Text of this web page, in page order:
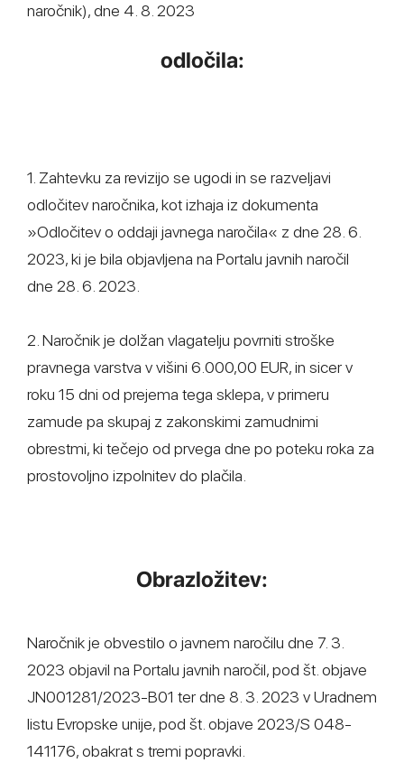
naročnik), dne 4. 8. 2023
odločila:
1. Zahtevku za revizijo se ugodi in se razveljavi
odločitev naročnika, kot izhaja iz dokumenta
»Odločitev o oddaji javnega naročila« z dne 28. 6.
2023, ki je bila objavljena na Portalu javnih naročil
dne 28. 6. 2023.
2. Naročnik je dolžan vlagatelju povrniti stroške
pravnega varstva v višini 6.000,00 EUR, in sicer v
roku 15 dni od prejema tega sklepa, v primeru
zamude pa skupaj z zakonskimi zamudnimi
obrestmi, ki tečejo od prvega dne po poteku roka za
prostovoljno izpolnitev do plačila.
Obrazložitev:
Naročnik je obvestilo o javnem naročilu dne 7. 3.
2023 objavil na Portalu javnih naročil, pod št. objave
JN001281/2023-B01 ter dne 8. 3. 2023 v Uradnem
listu Evropske unije, pod št. objave 2023/S 048-
141176, obakrat s tremi popravki.